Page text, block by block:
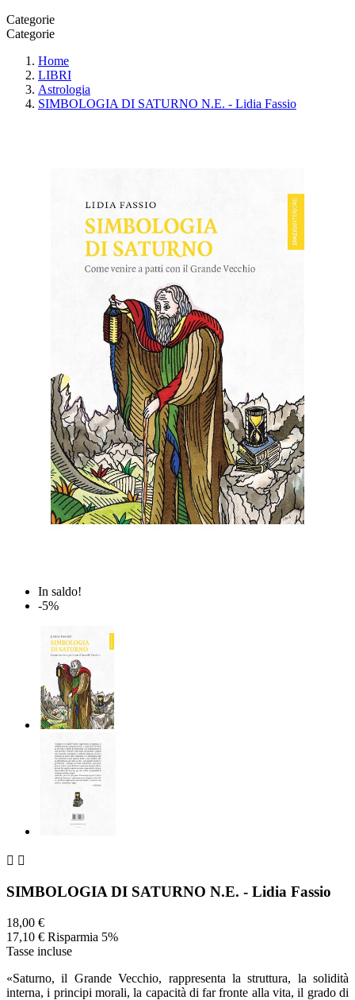
Categorie
Categorie
Home
LIBRI
Astrologia
SIMBOLOGIA DI SATURNO N.E. - Lidia Fassio
In saldo!
-5%
 
SIMBOLOGIA DI SATURNO N.E. - Lidia Fassio
18,00 €
17,10 € Risparmia 5%
Tasse incluse
«Saturno, il Grande Vecchio, rappresenta la struttura, la solidità
interna, i principi morali, la capacità di far fronte alla vita, il grado di